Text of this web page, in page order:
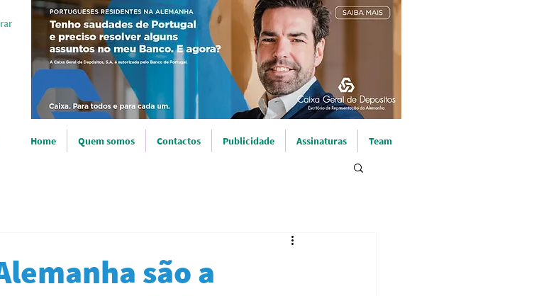
Home Quem somos Contactos Publicidade Assinaturas Team
são a